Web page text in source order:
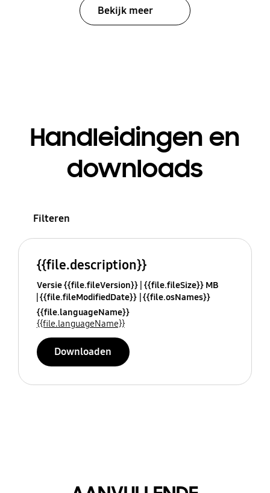
Bekijk meer
Handleidingen en
downloads
Filteren
{{file.description}}
Versie {{file.fileVersion}} {{file.fileSize}} MB
{{file.fileModifiedDate}} {{file.osNames}}
{{file.languageName}}
{{file.languageName}}
Downloaden